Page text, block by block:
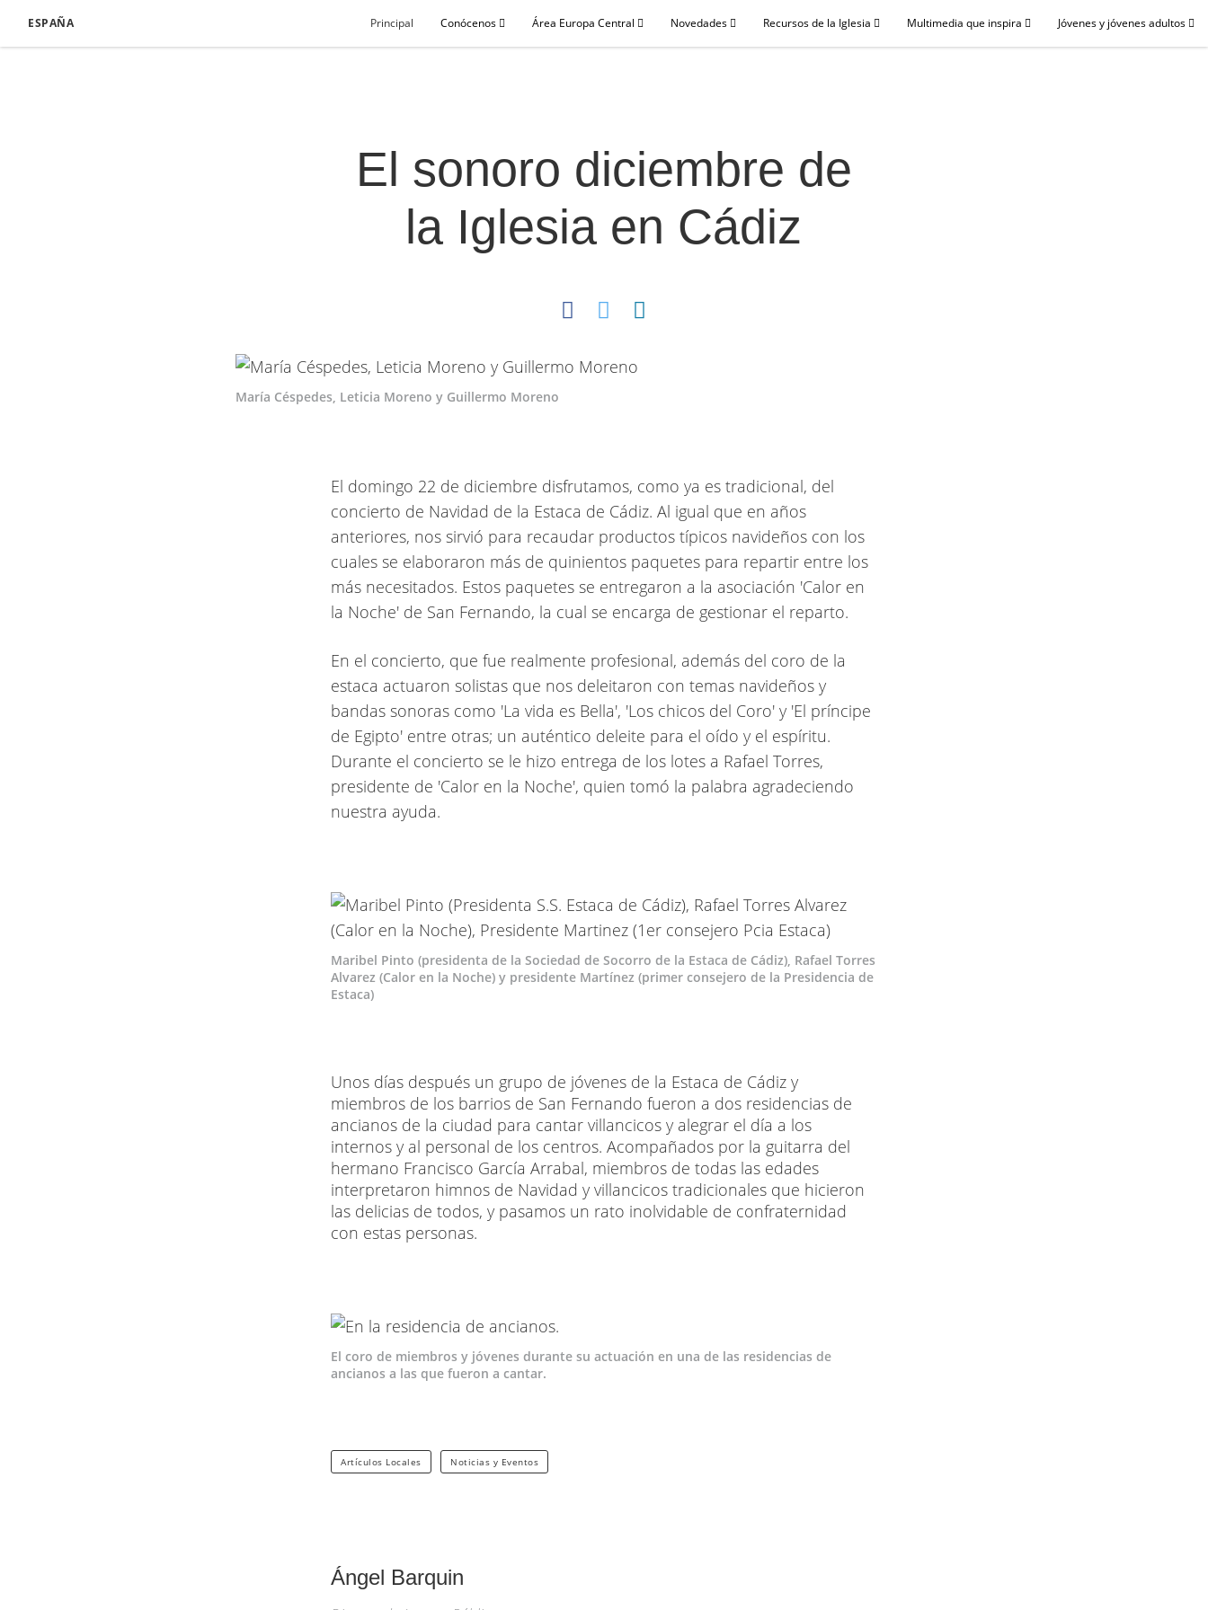
ESPAÑA Principal Conócenos Área Europa Central Novedades Recursos de la Iglesia Multimedia que inspira Jóvenes y jóvenes adultos
El sonoro diciembre de
la Iglesia en Cádiz
María Céspedes, Leticia Moreno y Guillermo Moreno
El domingo 22 de diciembre disfrutamos, como ya es tradicional, del
concierto de Navidad de la Estaca de Cádiz. Al igual que en años
anteriores, nos sirvió para recaudar productos típicos navideños con los
cuales se elaboraron más de quinientos paquetes para repartir entre los
más necesitados. Estos paquetes se entregaron a la asociación 'Calor en
la Noche' de San Fernando, la cual se encarga de gestionar el reparto.
En el concierto, que fue realmente profesional, además del coro de la
estaca actuaron solistas que nos deleitaron con temas navideños y
bandas sonoras como 'La vida es Bella', 'Los chicos del Coro' y 'El príncipe
de Egipto' entre otras; un auténtico deleite para el oído y el espíritu.
Durante el concierto se le hizo entrega de los lotes a Rafael Torres,
presidente de 'Calor en la Noche', quien tomó la palabra agradeciendo
nuestra ayuda.
Maribel Pinto (presidenta de la Sociedad de Socorro de la Estaca de Cádiz), Rafael Torres
Alvarez (Calor en la Noche) y presidente Martínez (primer consejero de la Presidencia de
Estaca)
Unos días después un grupo de jóvenes de la Estaca de Cádiz y
miembros de los barrios de San Fernando fueron a dos residencias de
ancianos de la ciudad para cantar villancicos y alegrar el día a los
internos y al personal de los centros. Acompañados por la guitarra del
hermano Francisco García Arrabal, miembros de todas las edades
interpretaron himnos de Navidad y villancicos tradicionales que hicieron
las delicias de todos, y pasamos un rato inolvidable de confraternidad
con estas personas.
El coro de miembros y jóvenes durante su actuación en una de las residencias de
ancianos a las que fueron a cantar.
Artículos Locales Noticias y Eventos
Ángel Barquin